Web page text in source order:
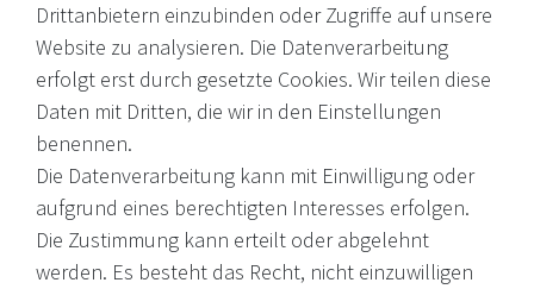
Sie Fragen haben, wenden Sie sich an uns.
EMail: shop@victoria-weine.com
Telefon: +49 (0)7931 56 34 11
© 2026 Copyright Victoria Weine
Impressum
Drittanbietern einzubinden oder Zugriffe auf unsere
Website zu analysieren. Die Datenverarbeitung
erfolgt erst durch gesetzte Cookies. Wir teilen diese
Daten mit Dritten, die wir in den Einstellungen
benennen.
Die Datenverarbeitung kann mit Einwilligung oder
aufgrund eines berechtigten Interesses erfolgen.
Die Zustimmung kann erteilt oder abgelehnt
werden. Es besteht das Recht, nicht einzuwilligen